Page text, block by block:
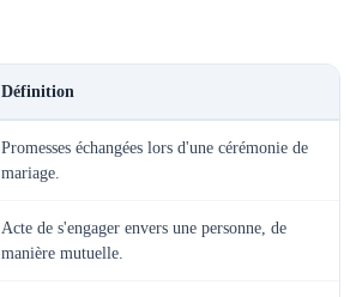
Définition
Promesses échangées lors d'une cérémonie de
mariage.
Acte de s'engager envers une personne, de
manière mutuelle.